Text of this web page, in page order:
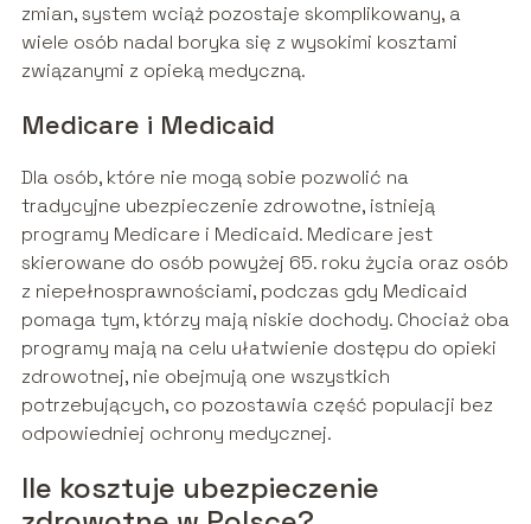
zmian, system wciąż pozostaje skomplikowany, a
wiele osób nadal boryka się z wysokimi kosztami
związanymi z opieką medyczną.
Medicare i Medicaid
Dla osób, które nie mogą sobie pozwolić na
tradycyjne ubezpieczenie zdrowotne, istnieją
programy Medicare i Medicaid. Medicare jest
skierowane do osób powyżej 65. roku życia oraz osób
z niepełnosprawnościami, podczas gdy Medicaid
pomaga tym, którzy mają niskie dochody. Chociaż oba
programy mają na celu ułatwienie dostępu do opieki
zdrowotnej, nie obejmują one wszystkich
potrzebujących, co pozostawia część populacji bez
odpowiedniej ochrony medycznej.
Ile kosztuje ubezpieczenie